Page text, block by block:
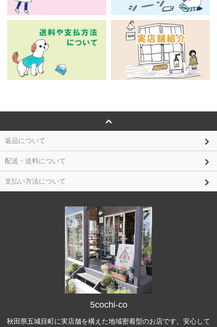
返品について
配送・送料について
支払い方法について
5cochi-co
秋田県五城目町に実店舗を構えた地域密着型のお店です。安心して